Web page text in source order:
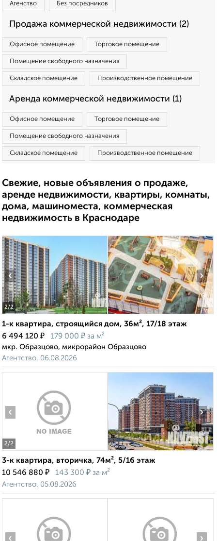
Агенство Без посредников
Продажа коммерческой недвижимости (2)
Офисное помещение Торговое помещение
Помещение свободного назначения
Складское помещение Производственное помещение
Аренда коммерческой недвижимости (1)
Офисное помещение Торговое помещение
Помещение свободного назначения
Складское помещение Производственное помещение
Свежие, новые объявления о продаже,
аренде недвижимости, квартиры, комнаты,
дома, машиноместа, коммерческая
недвижимость в Краснодаре
2/2
‹ ›
1-к квартира, строящийся дом, 36м², 17/18 этаж
6 494 120 ₽ 179 000 ₽ за м²
мкр. Образцово, микрорайон Образцово
Агентство, 06.08.2026
2/2
‹ ›
3-к квартира, вторичка, 74м², 5/16 этаж
10 546 880 ₽ 143 300 ₽ за м²
Агентство, 05.08.2026
‹ ›